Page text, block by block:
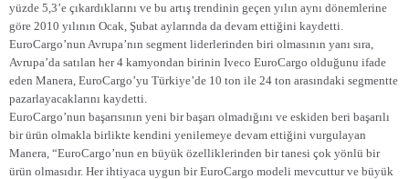
yüzde 5,3’e çıkardıklarını ve bu artış trendinin geçen yılın aynı dönemlerine
göre 2010 yılının Ocak, Şubat aylarında da devam ettiğini kaydetti.
EuroCargo’nun Avrupa’nın segment liderlerinden biri olmasının yanı sıra,
Avrupa’da satılan her 4 kamyondan birinin Iveco EuroCargo olduğunu ifade
eden Manera, EuroCargo’yu Türkiye’de 10 ton ile 24 ton arasındaki segmentte
pazarlayacaklarını kaydetti.
EuroCargo’nun başarısının yeni bir başarı olmadığını ve eskiden beri başarılı
bir ürün olmakla birlikte kendini yenilemeye devam ettiğini vurgulayan
Manera, “EuroCargo’nun en büyük özelliklerinden bir tanesi çok yönlü bir
ürün olmasıdır. Her ihtiyaca uygun bir EuroCargo modeli mevcuttur ve büyük